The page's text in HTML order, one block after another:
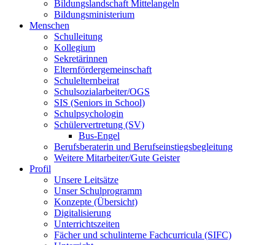
Bildungslandschaft Mittelangeln
Bildungsministerium
Menschen
Schulleitung
Kollegium
Sekretärinnen
Elternfördergemeinschaft
Schulelternbeirat
Schulsozialarbeiter/OGS
SIS (Seniors in School)
Schulpsychologin
Schülervertretung (SV)
Bus-Engel
Berufsberaterin und Berufseinstiegsbegleitung
Weitere Mitarbeiter/Gute Geister
Profil
Unsere Leitsätze
Unser Schulprogramm
Konzepte (Übersicht)
Digitalisierung
Unterrichtszeiten
Fächer und schulinterne Fachcurricula (SIFC)